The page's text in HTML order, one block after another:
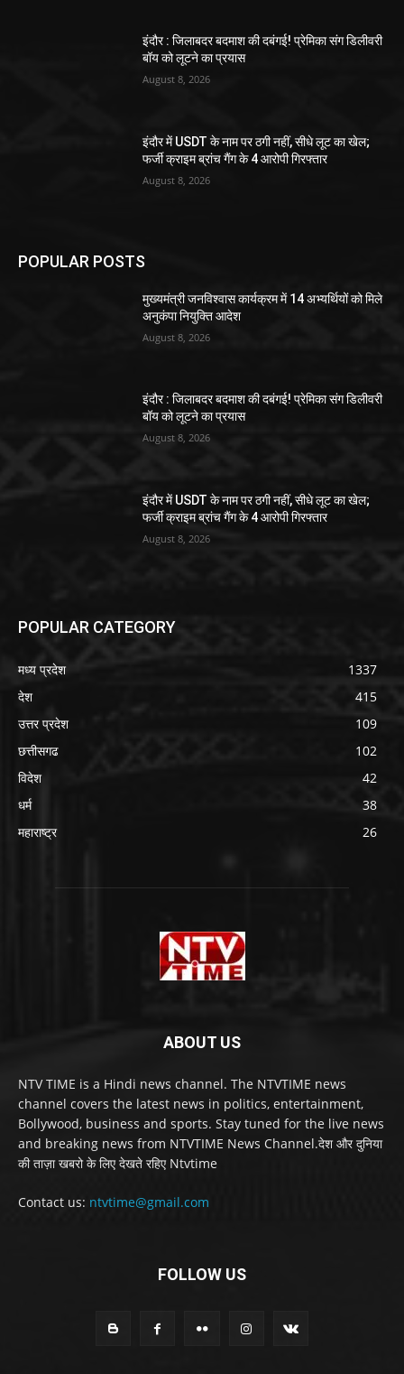
इंदौर : जिलाबदर बदमाश की दबंगई! प्रेमिका संग डिलीवरी
बॉय को लूटने का प्रयास
August 8, 2026
इंदौर में USDT के नाम पर ठगी नहीं, सीधे लूट का खेल;
फर्जी क्राइम ब्रांच गैंग के 4 आरोपी गिरफ्तार
August 8, 2026
POPULAR POSTS
मुख्यमंत्री जनविश्वास कार्यक्रम में 14 अभ्यर्थियों को मिले
अनुकंपा नियुक्ति आदेश
August 8, 2026
इंदौर : जिलाबदर बदमाश की दबंगई! प्रेमिका संग डिलीवरी
बॉय को लूटने का प्रयास
August 8, 2026
इंदौर में USDT के नाम पर ठगी नहीं, सीधे लूट का खेल;
फर्जी क्राइम ब्रांच गैंग के 4 आरोपी गिरफ्तार
August 8, 2026
POPULAR CATEGORY
मध्य प्रदेश
1337
देश
415
उत्तर प्रदेश
109
छत्तीसगढ
102
विदेश
42
धर्म
38
महाराष्ट्र
26
ABOUT US
NTV TIME is a Hindi news channel. The NTVTIME news
channel covers the latest news in politics, entertainment,
Bollywood, business and sports. Stay tuned for the live news
and breaking news from NTVTIME News Channel.देश और दुनिया
की ताज़ा खबरो के लिए देखते रहिए Ntvtime
Contact us: ntvtime@gmail.com
FOLLOW US